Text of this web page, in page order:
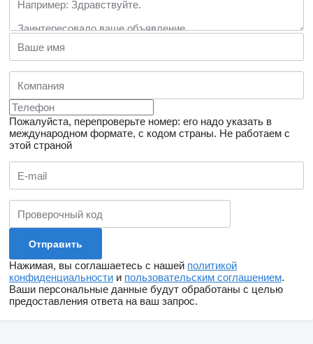
Пожалуйста, перепроверьте номер: его надо указать в
международном формате, с кодом страны. Не работаем с
этой страной
Нажимая, вы соглашаетесь с нашей политикой
конфиденциальности и пользовательским соглашением.
Ваши персональные данные будут обработаны с целью
предоставления ответа на ваш запрос.